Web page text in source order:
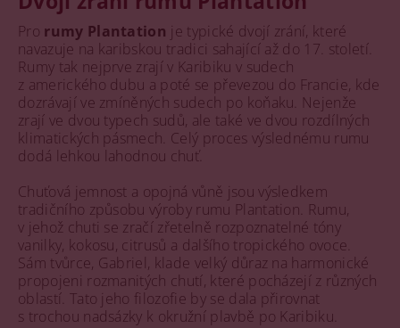
Pro rumy Plantation je typické dvojí zrání, které
navazuje na karibskou tradici sahající až do 17. století.
Rumy tak nejprve zrají v Karibiku v sudech
z amerického dubu a poté se převezou do Francie, kde
dozrávají ve zmíněných sudech po koňaku. Nejenže
zrají ve dvou typech sudů, ale také ve dvou rozdílných
klimatických pásmech. Celý proces výslednému rumu
dodá lehkou lahodnou chuť.
Chuťová jemnost a opojná vůně jsou výsledkem
tradičního způsobu výroby rumu Plantation. Rumu,
v jehož chuti se zračí zřetelně rozpoznatelné tóny
vanilky, kokosu, citrusů a dalšího tropického ovoce.
Sám tvůrce, Gabriel, klade velký důraz na harmonické
propojeni rozmanitých chutí, které pocházejí z různých
oblastí. Tato jeho filozofie by se dala přirovnat
s trochou nadsázky k okružní plavbě po Karibiku.